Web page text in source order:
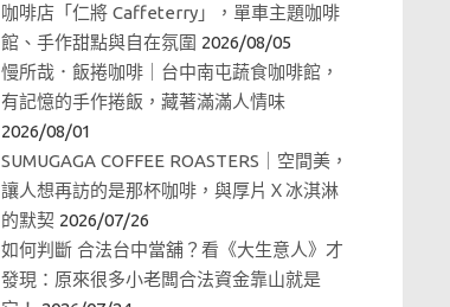
咖啡店「仁將 Caffeterry」，單車主題咖啡
館、手作甜點與自在氛圍 2026/08/05
慢所哉．飯捲咖啡｜台中南屯蔬食咖啡館，
有記憶的手作捲飯，藏著滿滿人情味
2026/08/01
SUMUGAGA COFFEE ROASTERS｜空間美，
讓人想再訪的是那杯咖啡，與厚片Ｘ冰淇淋
的默契 2026/07/26
如何判斷 合法台中當舖？看《大生意人》才
發現：原來很多小老闆合法資金靠山就是